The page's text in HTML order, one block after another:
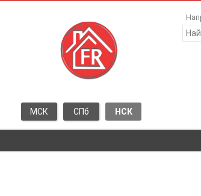
МСК СПб НСК